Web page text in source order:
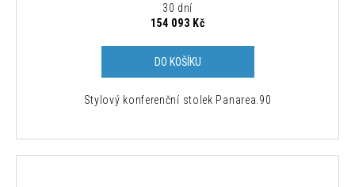
30 dní
154 093 Kč
DO KOŠÍKU
Stylový konferenční stolek Panarea.90